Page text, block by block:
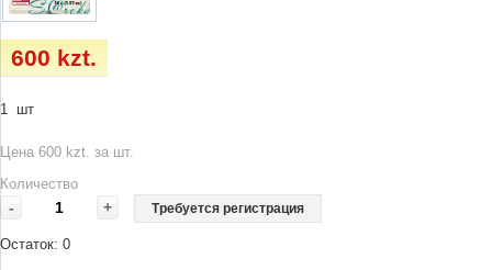
600 kzt.
1 шт
Цена 600 kzt. за шт.
Количество
- + Требуется регистрация
Остаток: 0